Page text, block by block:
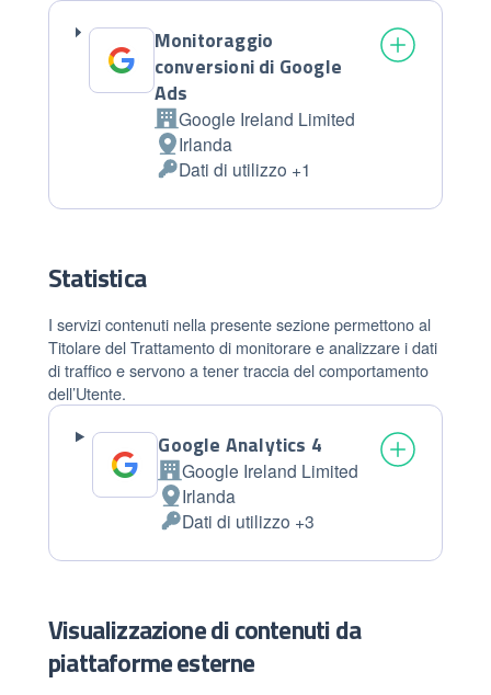
Monitoraggio
conversioni di Google
Ads
Azienda:
Google Ireland Limited
Luogo
del
trattamento:
Irlanda
Dati
Personali
Dati di utilizzo +1
Statistica
I servizi contenuti nella presente sezione permettono al
Titolare del Trattamento di monitorare e analizzare i dati
di traffico e servono a tener traccia del comportamento
dell’Utente.
Google Analytics 4
Azienda:
Google Ireland Limited
Luogo
del
trattamento:
Irlanda
Dati
Personali
Dati di utilizzo +3
Visualizzazione di contenuti da
piattaforme esterne